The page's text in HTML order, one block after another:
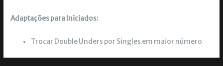
Adaptações para Iniciados:
Trocar Double Unders por Singles em maior número